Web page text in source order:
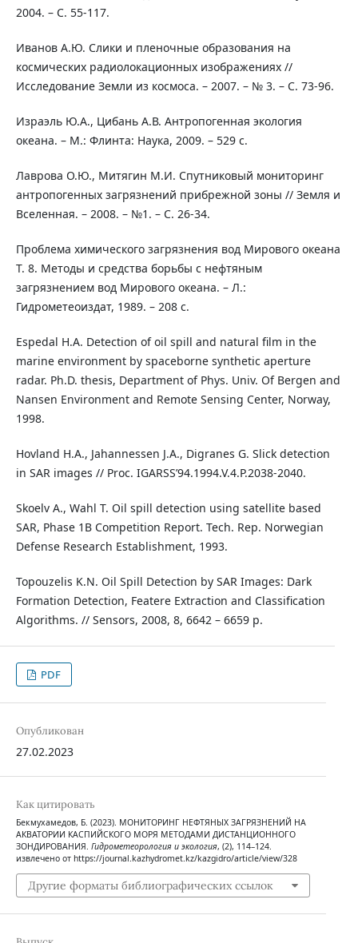
2004. – С. 55-117.
Иванов А.Ю. Слики и пленочные образования на
космических радиолокационных изображениях //
Исследование Земли из космоса. – 2007. – № 3. – C. 73-96.
Израэль Ю.А., Цибань А.В. Антропогенная экология
океана. – М.: Флинта: Наука, 2009. – 529 с.
Лаврова О.Ю., Митягин М.И. Спутниковый мониторинг
антропогенных загрязнений прибрежной зоны // Земля и
Вселенная. – 2008. – №1. – С. 26-34.
Проблема химического загрязнения вод Мирового океана
Т. 8. Методы и средства борьбы с нефтяным
загрязнением вод Мирового океана. – Л.:
Гидрометеоиздат, 1989. – 208 с.
Espedal H.A. Detection of oil spill and natural film in the
marine environment by spaceborne synthetic aperture
radar. Ph.D. thesis, Department of Phys. Univ. Of Bergen and
Nansen Environment and Remote Sensing Center, Norway,
1998.
Hovland H.A., Jahannessen J.A., Digranes G. Slick detection
in SAR images // Proc. IGARSS’94.1994.V.4.P.2038-2040.
Skoelv A., Wahl T. Oil spill detection using satellite based
SAR, Phase 1B Competition Report. Tech. Rep. Norwegian
Defense Research Establishment, 1993.
Topouzelis K.N. Oil Spill Detection by SAR Images: Dark
Formation Detection, Featere Extraction and Classification
Algorithms. // Sensors, 2008, 8, 6642 – 6659 p.
PDF
Опубликован
27.02.2023
Как цитировать
Бекмухамедов, Б. (2023). МОНИТОРИНГ НЕФТЯНЫХ ЗАГРЯЗНЕНИЙ НА
АКВАТОРИИ КАСПИЙСКОГО МОРЯ МЕТОДАМИ ДИСТАНЦИОННОГО
ЗОНДИРОВАНИЯ. Гидрометеорология и экология, (2), 114–124.
извлечено от https://journal.kazhydromet.kz/kazgidro/article/view/328
Другие форматы библиографических ссылок